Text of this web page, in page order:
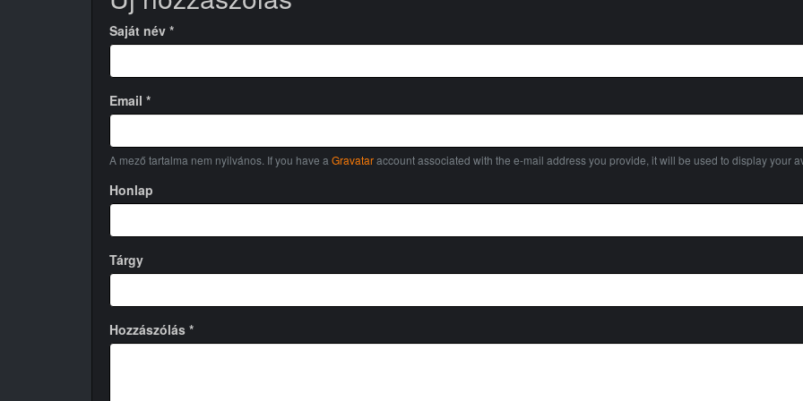
Saját név *
Email *
A mező tartalma nem nyilvános. If you have a Gravataraccount associated with the e-mail address you provide, it will be used to display your
Honlap
Tárgy
Hozzászólás *